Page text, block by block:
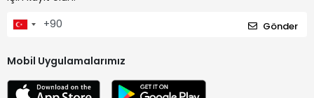
Gönder
Mobil Uygulamalarımız